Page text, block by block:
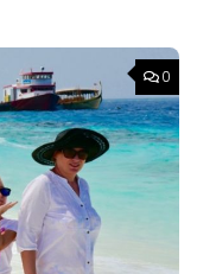
0